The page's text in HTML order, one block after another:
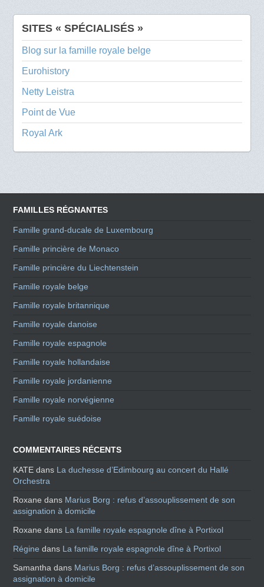
SITES « SPÉCIALISÉS »
Blog sur la famille royale belge
Eurohistory
Netty Leistra
Point de Vue
Royal Ark
FAMILLES RÉGNANTES
Famille grand-ducale de Luxembourg
Famille princière de Monaco
Famille princière du Liechtenstein
Famille royale belge
Famille royale britannique
Famille royale danoise
Famille royale espagnole
Famille royale hollandaise
Famille royale jordanienne
Famille royale norvégienne
Famille royale suédoise
COMMENTAIRES RÉCENTS
KATE dans La duchesse d’Edimbourg au concert du Hallé
Orchestra
Roxane dans Marius Borg : refus d’assouplissement de son
assignation à domicile
Roxane dans La famille royale espagnole dîne à Portixol
Régine dans La famille royale espagnole dîne à Portixol
Samantha dans Marius Borg : refus d’assouplissement de son
assignation à domicile